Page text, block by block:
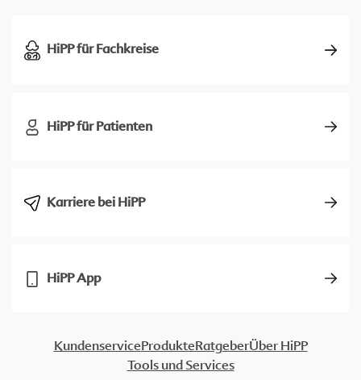
HiPP für Fachkreise
HiPP für Patienten
Karriere bei HiPP
HiPP App
KundenserviceProdukteRatgeberÜber HiPP
Tools und Services